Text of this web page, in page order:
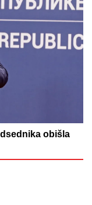
obišla